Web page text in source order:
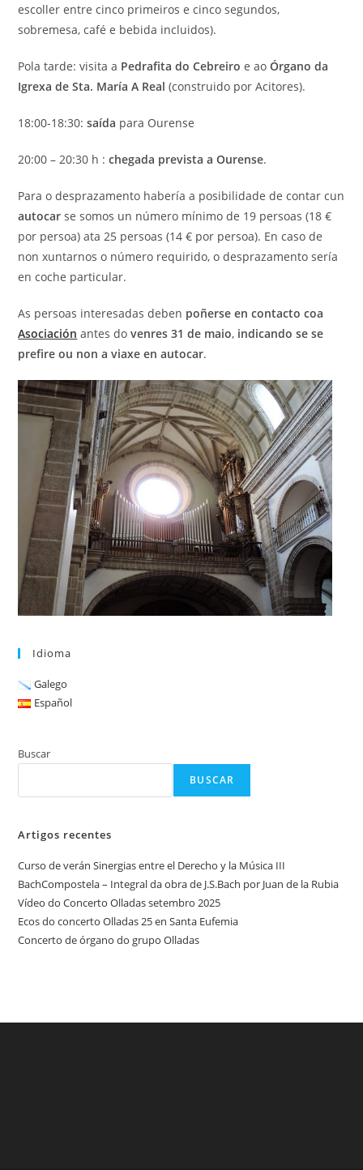
escoller entre cinco primeiros e cinco segundos,
sobremesa, café e bebida incluidos).
Pola tarde: visita a Pedrafita do Cebreiro e aoÓrgano da
Igrexa de Sta. María A Real (construido por Acitores).
18:00-18:30:saída para Ourense
20:00 – 20:30 h :chegada prevista a Ourense.
Para o desprazamento habería a posibilidade de contar cun
autocar se somos un número mínimo de 19 persoas (18 €
por persoa) ata 25 persoas (14 € por persoa). En caso de
non xuntarnos o número requirido, o desprazamento sería
en coche particular.
As persoas interesadas deben poñerse en contacto coa
Asociación antes dovenres 31 de maio, indicando se se
prefire ou non a viaxe en autocar.
Idioma
Galego
Español
Buscar
BUSCAR
Artigos recentes
Curso de verán Sinergias entre el Derecho y la Música III
BachCompostela – Integral da obra de J.S.Bach por Juan de la Rubia
Vídeo do Concerto Olladas setembro 2025
Ecos do concerto Olladas 25 en Santa Eufemia
Concerto de órgano do grupo Olladas